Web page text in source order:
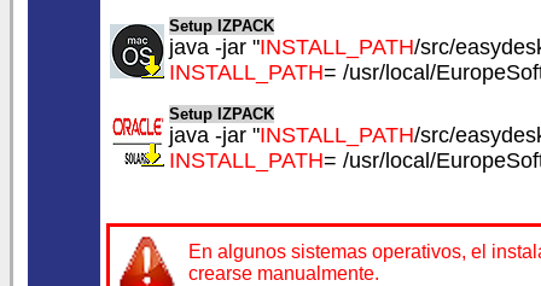
Setup IZPACK
java -jar "INSTALL_PATH/src/
INSTALL_PATH= /usr/local/
Setup IZPACK
java -jar "INSTALL_PATH/src/
INSTALL_PATH= /usr/local/
En algunos sistemas operativos, el
crearse manualmente.